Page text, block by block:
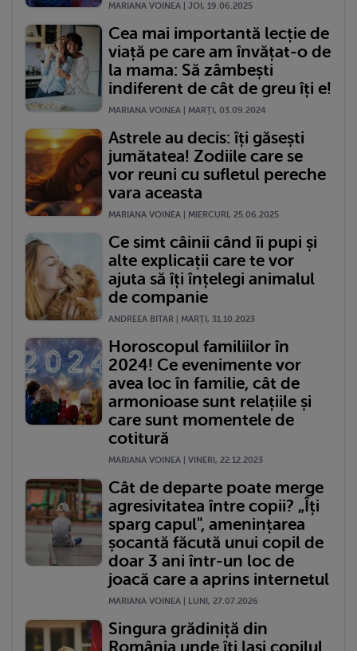
MARIANA VOINEA | JOI, 19.06.2025
Cea mai importantă lecție de
viață pe care am învățat-o de
la mama: Să zâmbești
indiferent de cât de greu îți e!
MARIANA VOINEA | MARŢI, 03.09.2024
Astrele au decis: îți găsești
jumătatea! Zodiile care se
vor reuni cu sufletul pereche
vara aceasta
MARIANA VOINEA | MIERCURI, 25.06.2025
Ce simt câinii când îi pupi și
alte explicații care te vor
ajuta să îți înțelegi animalul
de companie
ANDREEA BITAR | MARŢI, 31.10.2023
Horoscopul familiilor în
2024! Ce evenimente vor
avea loc în familie, cât de
armonioase sunt relațiile și
care sunt momentele de
cotitură
MARIANA VOINEA | VINERI, 22.12.2023
Cât de departe poate merge
agresivitatea între copii? „Îți
sparg capul", amenințarea
șocantă făcută unui copil de
doar 3 ani într-un loc de
joacă care a aprins internetul
MARIANA VOINEA | LUNI, 27.07.2026
Singura grădiniță din